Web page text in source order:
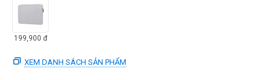
199,900 đ
XEM DANH SÁCH SẢN PHẨM